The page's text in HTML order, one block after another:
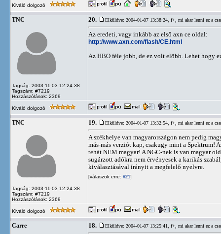
Kiváló dolgozó
TNC
Tagság: 2003-11-03 12:24:38
Tagszám: #7219
Hozzászólások: 2369
20. Elküldve: 2004-01-07 13:38:24, f+, mi akar lenni ez a
Az eredeti, vagy inkább az első axn ce oldal:
http://www.axn.com/flash/CE.html
Az HBO féle jobb, de ez volt elöbb. Lehet hogy
Kiváló dolgozó
TNC
Tagság: 2003-11-03 12:24:38
Tagszám: #7219
Hozzászólások: 2369
19. Elküldve: 2004-01-07 13:32:54, f+, mi akar lenni ez a
A székhelye van magyarországon nem pedig
más-más verziót kap, csakugy mint a Spektrum!
tehát NEM magyar! A NGC-nek is van magyar
sugárzott adókra nem érvényesek a karikás
kiválasztásával írányit a megfelelő nyelvre.
[válaszok erre: #21]
Kiváló dolgozó
Carre 18. Elküldve: 2004-01-07 13:25:41, f+, mi akar lenni ez a